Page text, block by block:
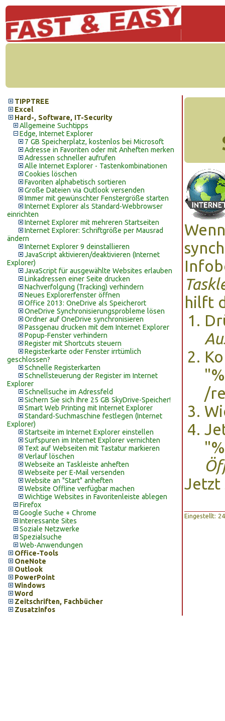
TIPPTREE
Excel
Hard-, Software, IT-Security
Allgemeine Suchtipps
Edge, Internet Explorer
7 GB Speicherplatz, kostenlos bei Microsoft
Adresse in Favoriten oder mit Anheften merken
Adressen schneller aufrufen
Alle Internet Explorer - Tastenkombinationen
Cookies löschen
Favoriten alphabetisch sortieren
Große Dateien via Outlook versenden
Immer mit gewünschter Fenstergröße starten
Internet Explorer als Standard-Webbrowser
einrichten
Internet Explorer mit mehreren Startseiten
Internet Explorer: Schriftgröße per Mausrad
ändern
Internet Explorer 9 deinstallieren
JavaScript aktivieren/deaktivieren (Internet
Explorer)
JavaScript für ausgewählte Websites erlauben
Linkadressen einer Seite drucken
Nachverfolgung (Tracking) verhindern
Neues Explorerfenster öffnen
Office 2013: OneDrive als Speicherort
OneDrive Synchronisierungsprobleme lösen
Ordner auf OneDrive synchronisieren
Passgenau drucken mit dem Internet Explorer
Popup-Fenster verhindern
Register mit Shortcuts steuern
Registerkarte oder Fenster irrtümlich
geschlossen?
Schnelle Registerkarten
Schnellsteuerung der Register im Internet
Explorer
Schnellsuche im Adressfeld
Sichern Sie sich Ihre 25 GB SkyDrive-Speicher!
Smart Web Printing mit Internet Explorer
Standard-Suchmaschine festlegen (Internet
Explorer)
Startseite im Internet Explorer einstellen
Surfspuren im Internet Explorer vernichten
Text auf Webseiten mit Tastatur markieren
Verlauf löschen
Webseite an Taskleiste anheften
Webseite per E-Mail versenden
Website an "Start" anheften
Website Offline verfügbar machen
Wichtige Websites in Favoritenleiste ablegen
Firefox
Google Suche + Chrome
Interessante Sites
Soziale Netzwerke
Spezialsuche
Web-Anwendungen
Office-Tools
OneNote
Outlook
PowerPoint
Windows
Word
Zeitschriften, Fachbücher
Zusatzinfos
hilft
/
Jetzt
Eingestellt: